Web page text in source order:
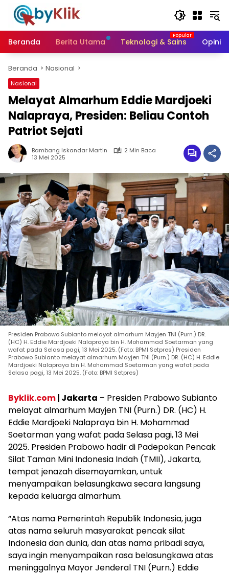
Langsung
konten
Beranda
Berita Utama Teknologi & Sains Opini
Beranda Nasional
Nasional
Melayat Almarhum Eddie Mardjoeki
Nalapraya, Presiden: Beliau Contoh
Patriot Sejati
Bambang Iskandar Martin
2 Min Baca
13 Mei 2025
Presiden Prabowo Subianto melayat almarhum Mayjen TNI (Purn.) DR.
(HC) H. Eddie Mardjoeki Nalapraya bin H. Mohammad Soetarman yang
wafat pada Selasa pagi, 13 Mei 2025. (Foto: BPMI Setpres) Presiden
Prabowo Subianto melayat almarhum Mayjen TNI (Purn.) DR. (HC) H. Eddie
Mardjoeki Nalapraya bin H. Mohammad Soetarman yang wafat pada
Selasa pagi, 13 Mei 2025. (Foto: BPMI Setpres)
Byklik.com| Jakarta – Presiden Prabowo Subianto
melayat almarhum Mayjen TNI (Purn.) DR. (HC) H.
Eddie Mardjoeki Nalapraya bin H. Mohammad
Soetarman yang wafat pada Selasa pagi, 13 Mei
2025. Presiden Prabowo hadir di Padepokan Pencak
Silat Taman Mini Indonesia Indah (TMII), Jakarta,
tempat jenazah disemayamkan, untuk
menyampaikan belasungkawa secara langsung
kepada keluarga almarhum.
“Atas nama Pemerintah Republik Indonesia, juga
atas nama seluruh masyarakat pencak silat
Indonesia dan dunia, dan atas nama pribadi saya,
saya ingin menyampaikan rasa belasungkawa atas
meninggalnya Mayor Jenderal TNI (Purn.) Eddie